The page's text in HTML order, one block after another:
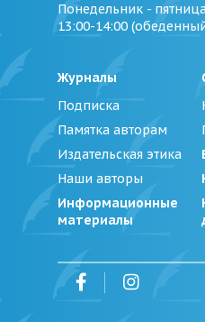
Понедельник -
13:00-14:00
Журналы
Подписка
Памятка авторам
Издательская этика
Наши авторы
Информационные
материалы